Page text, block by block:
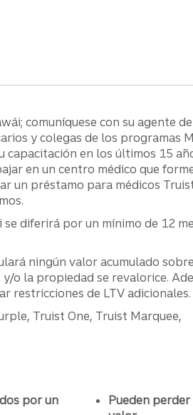
comuníquese con su agente de
y colegas de los programas
capacitación en los últimos 15
en un centro médico que
un préstamo para médicos
diferirá por un mínimo de 12
ningún valor acumulado
o la propiedad se revalorice.
restricciones de LTV adicionales.
Truist One, Truist Marquee,
por un
Pueden perder